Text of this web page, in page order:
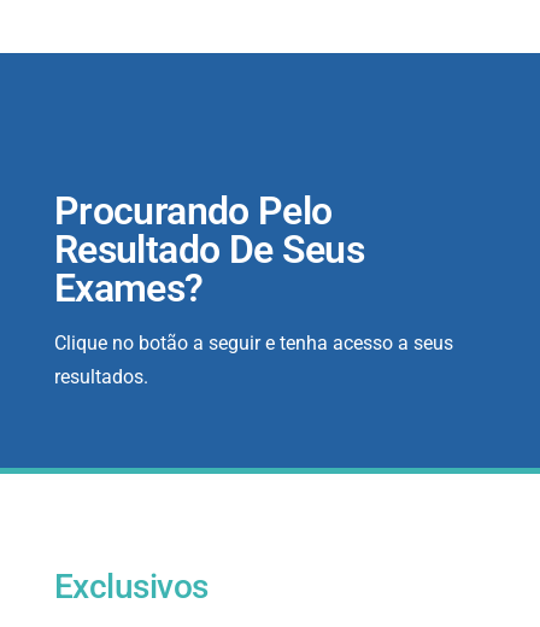
Procurando Pelo
Resultado De Seus
Exames?
Clique no botão a seguir e tenha acesso a seus
resultados.
Exclusivos